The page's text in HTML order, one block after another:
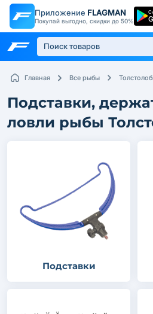
Приложение FLAGMAN
Покупай выгодно, скидки до 50%
Главная Все рыбы
Подставки,
ловли рыбы
Подставки